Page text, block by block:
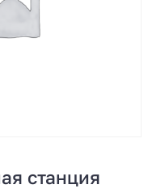
станция